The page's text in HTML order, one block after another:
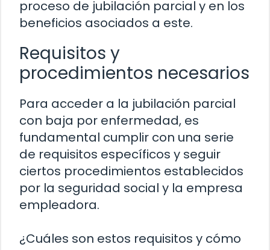
proceso de jubilación parcial y en los
beneficios asociados a este.
Requisitos y
procedimientos necesarios
Para acceder a la jubilación parcial
con baja por enfermedad, es
fundamental cumplir con una serie
de requisitos específicos y seguir
ciertos procedimientos establecidos
por la seguridad social y la empresa
empleadora.
¿Cuáles son estos requisitos y cómo